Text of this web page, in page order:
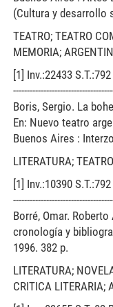
(Cultura y desarrollo
TEATRO; TEATRO
MEMORIA;
[1] Inv.:22433 S.T.:792
Boris, Sergio. La
En: Nuevo teatro
Buenos Aires :
LITERATURA;
[1] Inv.:10390
Borré, Omar.
cronología y
1996. 382 p.
LITERATURA;
CRITICA LITERARIA;